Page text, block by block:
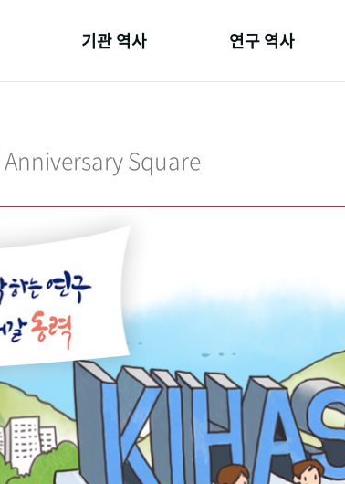
기관 역사
역대 기관장
연구 역사
Anniversary Square